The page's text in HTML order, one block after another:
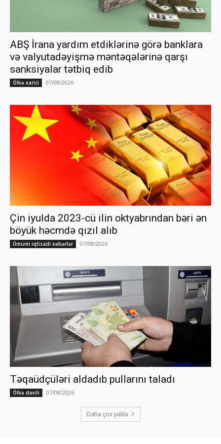
ABŞ İrana yardım etdiklərinə görə banklara
və valyutadəyişmə məntəqələrinə qarşı
sanksiyalar tətbiq edib
Ölkə xarici 07/08/2026
Çin iyulda 2023-cü ilin oktyabrından bəri ən
böyük həcmdə qızıl alıb
Ümumi iqtisadi xəbərlər 07/08/2026
Təqaüdçüləri aldadıb pullarını taladı
Ölkə daxili 07/08/2026
Daha çox yüklə